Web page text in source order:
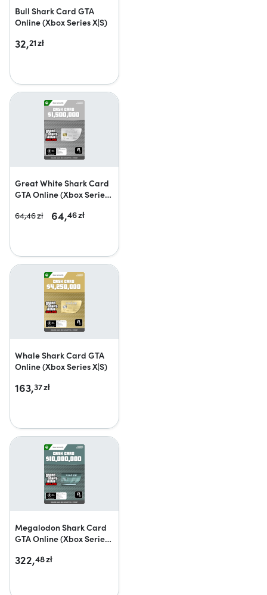
Bull Shark Card GTA
Online (Xbox Series X|S)
32,21zł
Great White Shark Card
GTA Online (Xbox Series
64,46zł 64,46zł
Whale Shark Card GTA
Online (Xbox Series X|S)
163,37zł
Megalodon Shark Card
GTA Online (Xbox Series
322,48zł